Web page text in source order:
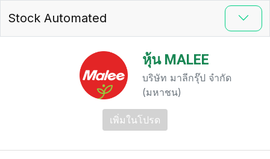
Stock Automated
หุ้น MALEE
บริษัท มาลีกรุ๊ป จำกัด
(มหาชน)
เพิ่มในโปรด